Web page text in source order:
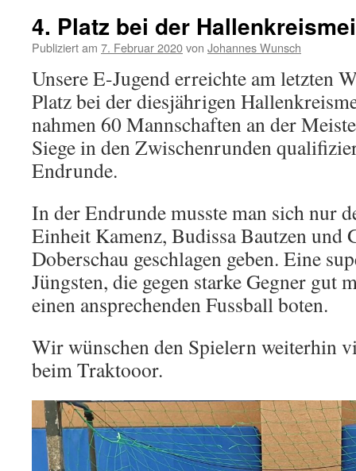
4. Platz bei der
Publiziert am 7. Februar 2020von Johannes Wunsch
Unsere E-Jugend erreichte am letzten
Platz bei der diesjährigen
nahmen 60 Mannschaften an der
Siege in den Zwischenrunden
Endrunde.
In der Endrunde musste man sich nur
Einheit Kamenz, Budissa Bautzen und
Doberschau geschlagen geben. Eine
Jüngsten, die gegen starke Gegner gut
einen ansprechenden Fussball boten.
Wir wünschen den Spielern weiterhin
beim Traktooor.